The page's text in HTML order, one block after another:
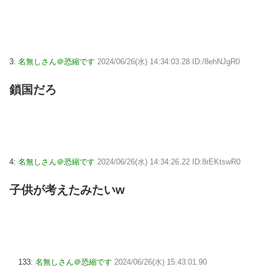
3: 名無しさん＠恐縮です 2024/06/26(水) 14:34:03.28 ID:/8ehNJgR0
鎖国だろ
4: 名無しさん＠恐縮です 2024/06/26(水) 14:34:26.22 ID:8rEKtswR0
子供が考えたみたいw
133: 名無しさん＠恐縮です 2024/06/26(水) 15:43:01.90